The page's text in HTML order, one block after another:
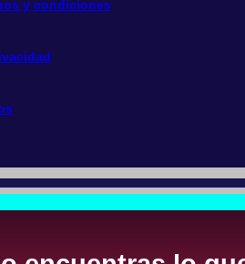
y condiciones